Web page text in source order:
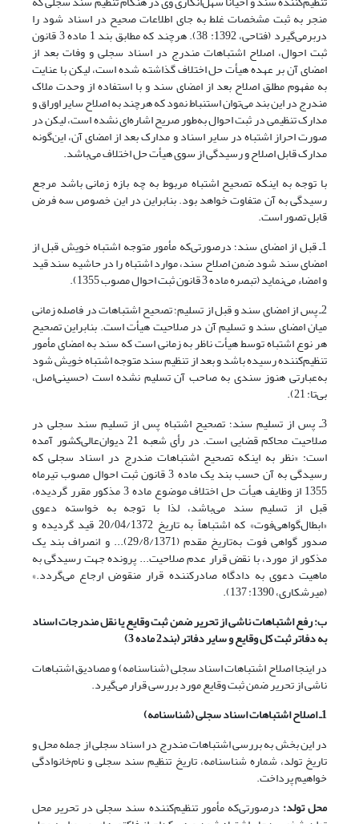
منجر به ثبت مشخصات غلط به جای اطلاعات صحیح در اسناد شود را
دربرمی‌گیرد (فتاحی، 1392: 38). هرچند که مطابق بند 1 ماده 3 قانون
ثبت احوال، اصلاح اشتباهات مندرج در اسناد سجلی و وفات بعد از
امضای آن بر عهده هیأت حل اختلاف گذاشته شده است، لیکن با عنایت
به مفهوم مطلق اصلاح بعد از امضای سند و با استفاده از وحدت ملاک
مندرج در این بند می‌توان استنباط نمود که هرچند به اصلاح سایر اوراق و
مدارک تنظیمی در ثبت احوال به‌طور صریح اشاره‌ای نشده است، لیکن در
صورت احراز اشتباه در سایر اسناد و مدارک بعد از امضای آن، این‌گونه
مدارک قابل اصلاح و رسیدگی از سوی هیأت حل اختلاف می‌باشد.
با توجه به اینکه تصحیح اشتباه مربوط به چه بازه زمانی باشد مرجع
رسیدگی به آن متفاوت خواهد بود. بنابراین در این خصوص سه فرض
قابل تصور است.
1ـ قبل از امضای سند؛ درصورتی‌که مأمور متوجه اشتباه خویش قبل از
امضای سند شود ضمن اصلاح سند، موارد اشتباه را در حاشیه سند قید
و امضاء می‌نماید (تبصره ماده 3 قانون ثبت احوال مصوب 1355).
2ـ پس از امضای سند و قبل از تسلیم؛ تصحیح اشتباهات در فاصله زمانی
میان امضای سند و تسلیم آن در صلاحیت هیأت است. بنابراین تصحیح
هر نوع اشتباه توسط هیأت ناظر به زمانی است که سند به امضای مأمور
تنظیم‌کننده رسیده باشد و بعد از تنظیم سند متوجه اشتباه خویش شود
به‌عبارتی هنوز سندی به صاحب آن تسلیم نشده است (حسینی‌اصل،
بی‌تا: 21).
3ـ پس از تسلیم سند؛ تصحیح اشتباه پس از تسلیم سند سجلی در
صلاحیت محاکم قضایی است. در رأی شعبه 21 دیوان‌عالی‌کشور آمده
است: «نظر به اینکه تصحیح اشتباهات مندرج در اسناد سجلی که
رسیدگی به آن حسب بند یک ماده 3 قانون ثبت احوال مصوب تیرماه
1355 از وظایف هیأت حل اختلاف موضوع ماده 3 مذکور مقرر گردیده،
قبل از تسلیم سند می‌باشد، لذا با توجه به خواسته دعوی
«ابطال‌گواهی‌فوت» که اشتباهاً به تاریخ 20/04/1372 قید گردیده و
صدور گواهی فوت به‌تاریخ مقدم (29/8/1371)... و انصراف بند یک
مذکور از مورد، با نقض قرار عدم صلاحیت... پرونده جهت رسیدگی به
ماهیت دعوی به دادگاه صادرکننده قرار منقوض ارجاع می‌گردد.»
(میرشکاری، 1390: 137).
ب: رفع اشتباهات ناشی از تحریر ضمن ثبت وقایع یا نقل مندرجات اسناد
به دفاتر ثبت کل وقایع و سایر دفاتر (بند2 ماده 3)
در اینجا اصلاح اشتباهات اسناد سجلی (شناسنامه) و مصادیق اشتباهات
ناشی از تحریر ضمن ثبت وقایع مورد بررسی قرار می‌گیرد.
1ـ اصلاح اشتباهات اسناد سجلی (شناسنامه)
در این بخش به بررسی اشتباهات مندرج در اسناد سجلی از جمله محل و
تاریخ تولد، شماره شناسنامه، تاریخ تنظیم سند سجلی و نام‌خانوادگی
خواهیم پرداخت.
محل تولد: درصورتی‌که مأمور تنظیم‌کننده سند سجلی در تحریر محل